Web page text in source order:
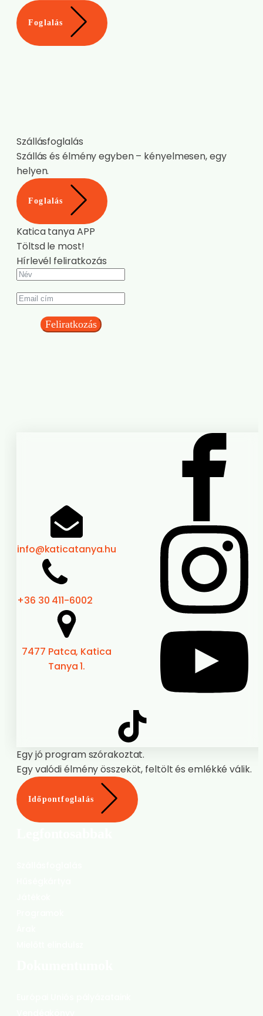
Foglalás
Szállásfoglalás
Szállás és élmény egyben – kényelmesen, egy
helyen.
Foglalás
Katica tanya APP
Töltsd le most!
Hírlevél feliratkozás
Feliratkozás
info@katicatanya.hu
+36 30 411-6002
7477 Patca, Katica
Tanya 1.
Egy jó program szórakoztat.
Egy valódi élmény összeköt, feltölt és emlékké válik.
Időpontfoglalás